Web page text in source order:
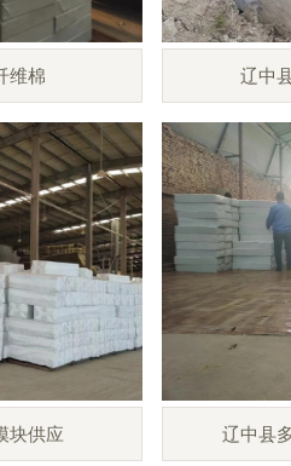
维棉 辽中
块供应 辽中县